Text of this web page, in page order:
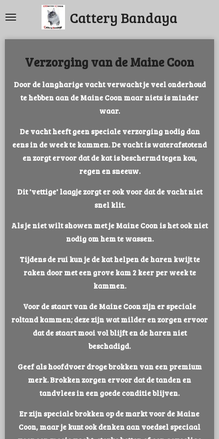
naar
hoofdinhoud
Cattery Bandaya
Verzorging van de Maine Coon
Door de langharige vacht verwacht je veel onderhoud
te hebben aan de Maine Coon maar niets is minder
waar.
De vacht heeft geen speciale verzorging nodig dan
eens in de week te kammen. De vacht is waterafstotend
en zorgt ervoor dat de kat is beschermd tegen kou,
regen en sneeuw.
Dit 'vettige' laagje zorgt er ook voor dat de vacht niet
snel klit.
Als je niet wilt showen met je Maine Coon is het ook niet
nodig om hem te wassen.
Tijdens de rui kun je de kat helpen de haren kwijt te
raken door met een grove kam 2 keer per week te
kammen.
Voor de staart van de Maine Coon zijn er speciale
roltand kammen; deze zijn wat milder en zorgen ervoor
dat de staart mooi vol blijft en de haren niet
beschadigd.
Geef als hoofdvoer droge brokken van een premium
merk. Brokken zorgen ervoor dat de tanden en
tandvlees in een goede conditie blijven.
Er zijn speciale brokken op de markt voor de Maine
Coon, maar je kunt ook denken aan voedsel speciaal